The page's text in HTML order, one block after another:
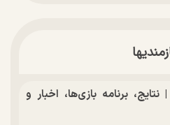
جدول جام جهانی 2026 | نتایج، برنامه بازی‌ها، اخبار و